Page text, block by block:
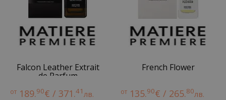
Falcon Leather Extrait
de Parfum
от 189.90€ / 371.41лв.
French Flower
от 135.90€ / 265.80лв.